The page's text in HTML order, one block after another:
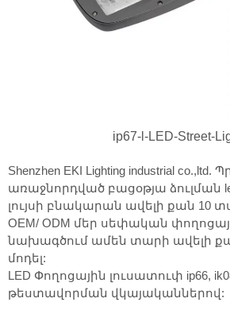
ip67-l-LED-Street-
Shenzhen EKI Lighting industrial co.,ltd.
առաջնորդված բացօթյա ձուլման
լույսի բնակարան ավելի քան 10
OEM/ ODM մեր սեփական
նախագծում ամեն տարի ավելի
մոդել:
LED Փողոցային լուսատուփ ip66,
թեստավորման վկայականներով: